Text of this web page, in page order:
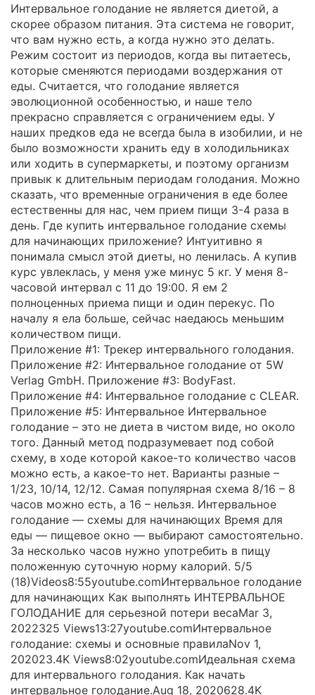
Интервальное голодание не является диетой, а
скорее образом питания. Эта система не говорит,
что вам нужно есть, а когда нужно это делать.
Режим состоит из периодов, когда вы питаетесь,
которые сменяются периодами воздержания от
еды. Считается, что голодание является
эволюционной особенностью, и наше тело
прекрасно справляется с ограничением еды. У
наших предков еда не всегда была в изобилии, и не
было возможности хранить еду в холодильниках
или ходить в супермаркеты, и поэтому организм
привык к длительным периодам голодания. Можно
сказать, что временные ограничения в еде более
естественны для нас, чем прием пищи 3-4 раза в
день. Где купить интервальное голодание схемы
для начинающих приложение? Интуитивно я
понимала смысл этой диеты, но ленилась. А купив
курс увлеклась, у меня уже минус 5 кг. У меня 8-
часовой интервал с 11 до 19:00. Я ем 2
полноценных приема пищи и один перекус. По
началу я ела больше, сейчас наедаюсь меньшим
количеством пищи.
Приложение #1: Трекер интервального голодания.
Приложение #2: Интервальное голодание от 5W
Verlag GmbH. Приложение #3: BodyFast.
Приложение #4: Интервальное голодание с CLEAR.
Приложение #5: Интервальное Интервальное
голодание – это не диета в чистом виде, но около
того. Данный метод подразумевает под собой
схему, в ходе которой какое-то количество часов
можно есть, а какое-то нет. Варианты разные –
1/23, 10/14, 12/12. Самая популярная схема 8/16 – 8
часов можно есть, а 16 – нельзя. Интервальное
голодание — схемы для начинающих Время для
еды — пищевое окно — выбирают самостоятельно.
За несколько часов нужно употребить в пищу
положенную суточную норму калорий. 5/5
(18)Videos8:55youtube.comИнтервальное голодание
для начинающих Как выполнять ИНТЕРВАЛЬНОЕ
ГОЛОДАНИЕ для серьезной потери весаMar 3,
2022325 Views13:27youtube.comИнтервальное
голодание: схемы и основные правилаNov 1,
202023.4K Views8:02youtube.comИдеальная схема
для интервального голодания. Как начать
интервальное голодание.Aug 18, 2020628.4K